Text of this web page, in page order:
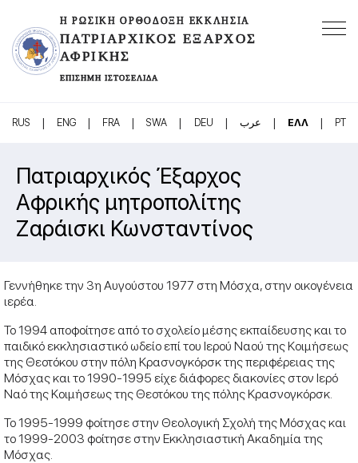
Η ΡΩΣΙΚΉ ΟΡΘΌΔΟΞΗ ΕΚΚΛΗΣΊΑ
ΠΑΤΡΙΑΡΧΙΚΌΣ ΈΞΑΡΧΟΣ
ΑΦΡΙΚΉΣ
ΕΠΊΣΗΜΗ ΙΣΤΟΣΕΛΊΔΑ
RUS | ENG | FRA | SWA | DEU | عرب | ΕΛΛ | PT
Πατριαρχικός Έξαρχος
Αφρικής μητροπολίτης
Ζαράισκι Κωνσταντίνος
Γεννήθηκε την 3η Αυγούστου 1977 στη Μόσχα, στην οικογένεια
ιερέα.
Το 1994 αποφοίτησε από το σχολείο μέσης εκπαίδευσης και το
παιδικό εκκλησιαστικό ωδείο επί του Ιερού Ναού της Κοιμήσεως
της Θεοτόκου στην πόλη Κρασνογκόρσκ της περιφέρειας της
Μόσχας και το 1990-1995 είχε διάφορες διακονίες στον Ιερό
Ναό της Κοιμήσεως της Θεοτόκου της πόλης Κρασνογκόρσκ.
Το 1995-1999 φοίτησε στην Θεολογική Σχολή της Μόσχας και
το 1999-2003 φοίτησε στην Εκκλησιαστική Ακαδημία της
Μόσχας.